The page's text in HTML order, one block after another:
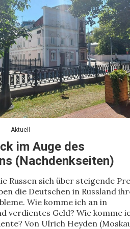
Aktuell
im Auge des
(Nachdenkseiten)
Russen sich über steigende
die Deutschen in Russland
Wie komme ich an in
verdientes Geld? Wie komme
Von Ulrich Heyden